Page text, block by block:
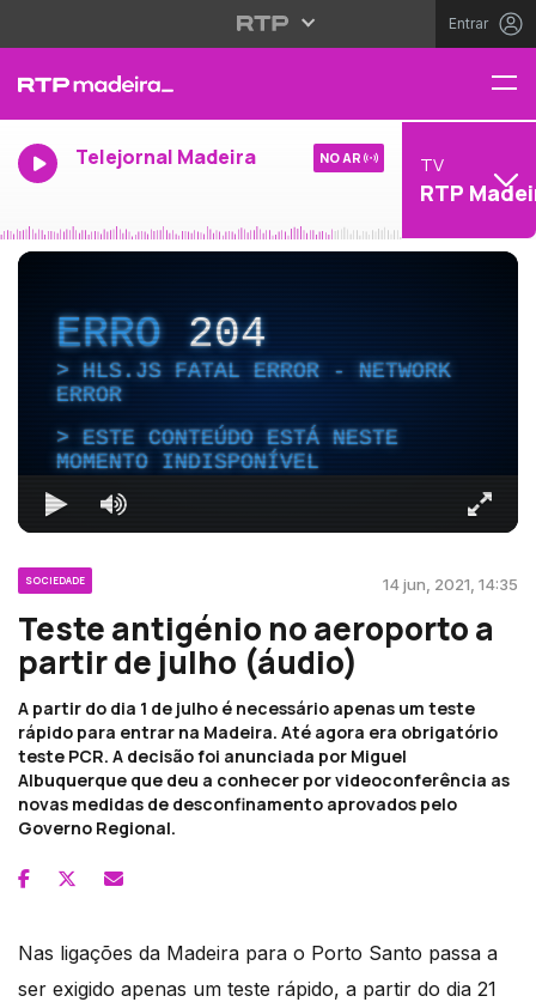
Entrar
Telejornal Madeira NO AR TV
RTP
ERRO204
HLS.JS FATAL ERROR - NETWORK
ERROR
ESTE CONTEÚDO ESTÁ NESTE
MOMENTO INDISPONÍVEL
SOCIEDADE 14 jun, 2021, 14:35
Teste antigénio no aeroporto a
partir de julho (áudio)
A partir do dia 1 de julho é necessário apenas um teste
rápido para entrar na Madeira. Até agora era obrigatório
teste PCR. A decisão foi anunciada por Miguel
Albuquerque que deu a conhecer por videoconferência as
novas medidas de desconfinamento aprovados pelo
Governo Regional.
Nas ligações da Madeira para o Porto Santo passa a
ser exigido apenas um teste rápido, a partir do dia 21